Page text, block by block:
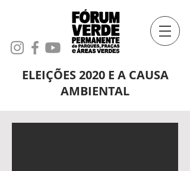
ELEIÇÕES 2020 E A CAUSA
AMBIENTAL